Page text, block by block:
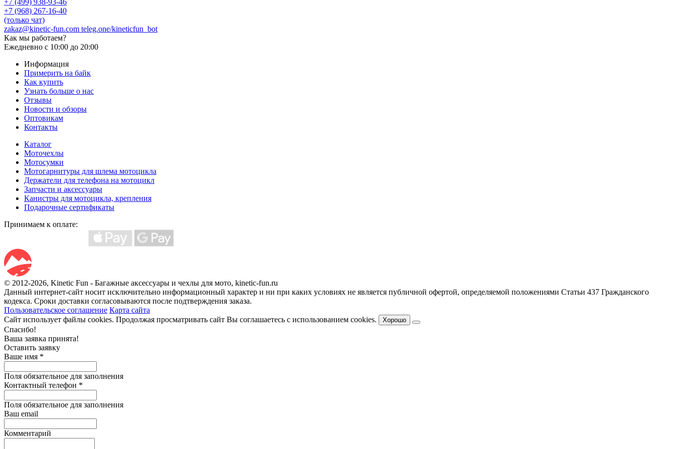
+7 (968) 267-16-40
(только чат)
zakaz@kinetic-fun.com teleg.one/kineticfun_bot
Как мы работаем?
Ежедневно с 10:00 до 20:00
Информация
Примерить на байк
Как купить
Узнать больше о нас
Отзывы
Новости и обзоры
Оптовикам
Контакты
Каталог
Моточехлы
Мотосумки
Мотогарнитуры для шлема мотоцикла
Держатели для телефона на мотоцикл
Запчасти и аксессуары
Канистры для мотоцикла, крепления
Подарочные сертификаты
Принимаем к оплате:
© 2012-2026, Kinetic Fun - Багажные аксессуары и чехлы для мото, kinetic-fun.ru
Данный интернет-сайт носит исключительно информационный характер и ни при каких условиях не является публичной офертой, определяемой положениями Статьи 437 Гражданского
кодекса. Сроки доставки согласовываются после подтверждения заказа.
Пользовательское соглашение Карта сайта
Сайт использует файлы cookies. Продолжая просматривать сайт Вы соглашаетесь с использованием cookies.
Хорошо
Спасибо!
Ваша заявка принята!
Оставить заявку
Ваше имя *
Поля обязательное для заполнения
Контактный телефон *
Поля обязательное для заполнения
Ваш email
Комментарий